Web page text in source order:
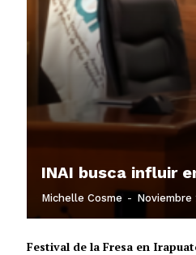
INAI busca influir
Michelle Cosme - Noviembre
Festival de la Fresa en